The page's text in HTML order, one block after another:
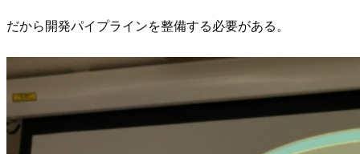
だから開発パイプラインを整備する必要がある。